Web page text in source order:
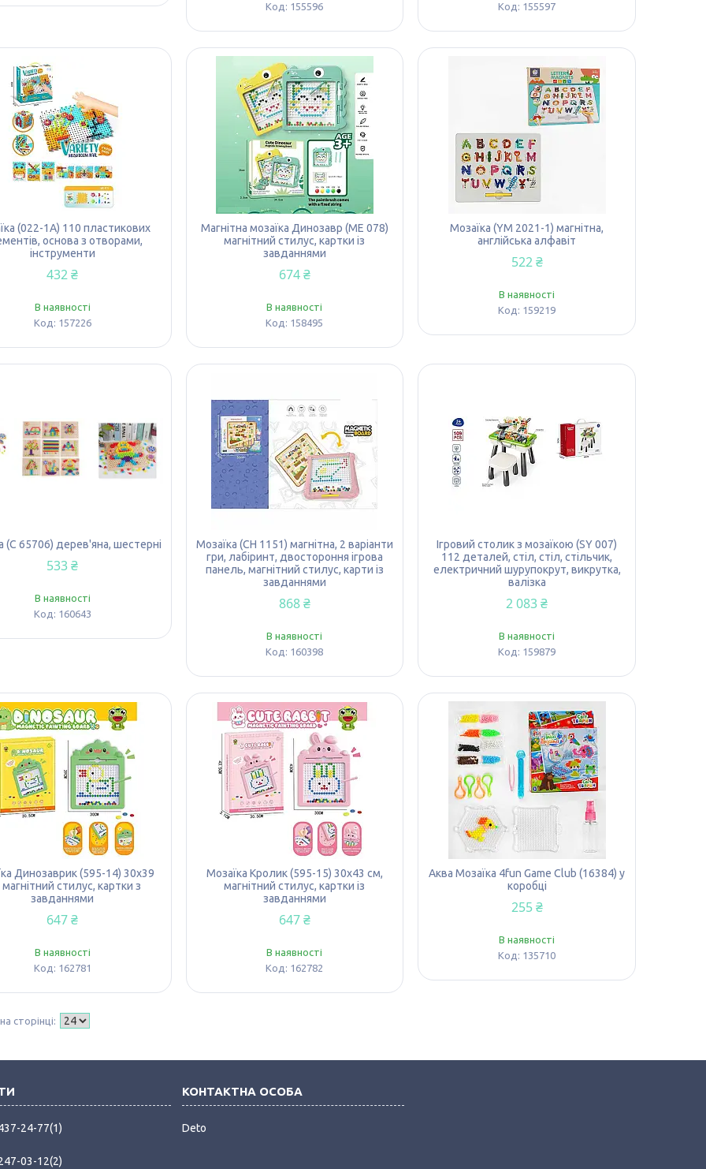
155596
155597
(022-1A) 110 пластикових
основа з отворами,
інструменти
432 ₴
В наявності
157226
Магнітна мозаїка Динозавр (ME 078)
магнітний стилус, картки із
завданнями
674 ₴
В наявності
158495
Мозаїка (YM 2021-1) магнітна,
англійська алфавіт
522 ₴
В наявності
159219
(C 65706) дерев'яна, шестерні
533 ₴
В наявності
160643
Мозаїка (CH 1151) магнітна, 2 варіанти
гри, лабіринт, двостороння ігрова
панель, магнітний стилус, карти із
завданнями
868 ₴
В наявності
160398
Ігровий столик з мозаїкою (SY 007)
112 деталей, стіл, стіл, стільчик,
електричний шурупокрут, викрутка,
валізка
2 083 ₴
В наявності
159879
Динозаврик (595-14) 30х39
стилус, картки з
завданнями
647 ₴
В наявності
162781
Мозаїка Кролик (595-15) 30х43 см,
магнітний стилус, картки із
завданнями
647 ₴
В наявності
162782
Аква Мозаїка 4fun Game Club (16384) у
коробці
255 ₴
В наявності
135710
24-77 1
03-12 2
Deto